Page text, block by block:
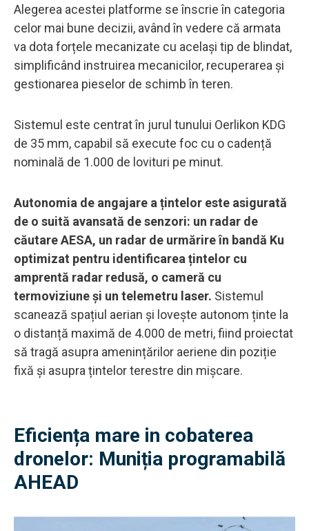
Alegerea acestei platforme se înscrie în categoria
celor mai bune decizii, având în vedere că armata
va dota forțele mecanizate cu același tip de blindat,
simplificând instruirea mecanicilor, recuperarea și
gestionarea pieselor de schimb în teren.
Sistemul este centrat în jurul tunului Oerlikon KDG
de 35 mm, capabil să execute foc cu o cadență
nominală de 1.000 de lovituri pe minut.
Autonomia de angajare a țintelor este asigurată
de o suită avansată de senzori: un radar de
căutare AESA, un radar de urmărire în bandă Ku
optimizat pentru identificarea țintelor cu
amprentă radar redusă, o cameră cu
termoviziune și un telemetru laser. Sistemul
scanează spațiul aerian și lovește autonom ținte la
o distanță maximă de 4.000 de metri, fiind proiectat
să tragă asupra amenințărilor aeriene din poziție
fixă și asupra țintelor terestre din mișcare.
Eficiența mare in cobaterea
dronelor: Muniția programabilă
AHEAD